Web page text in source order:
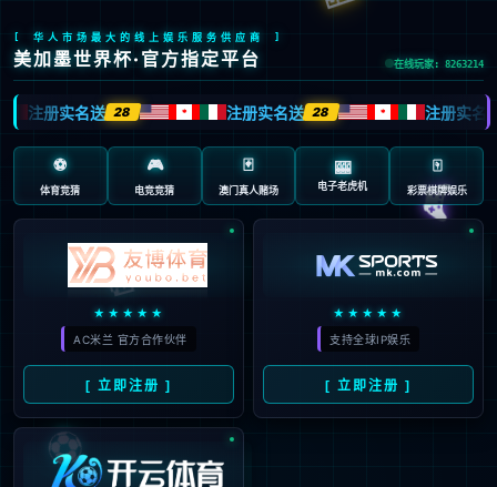
404
页面未找到
抱歉…您访问的地址不存在